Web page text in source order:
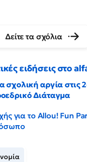
Δείτε τα σχόλια
ειδήσεις στο
σχολική αργία στις
Διάταγμα
για το Allou! Fun